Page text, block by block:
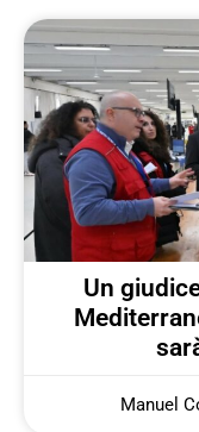
Un
Manuel